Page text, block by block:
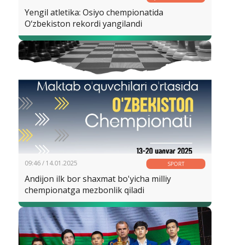
– YURT KELAJAGI
Yengil atletika: Osiyo chempionatida
O‘zbekiston rekordi yangilandi
09:46 / 14.01.2025 SPORT
Andijon ilk bor shaxmat bo'yicha milliy
chempionatga mezbonlik qiladi